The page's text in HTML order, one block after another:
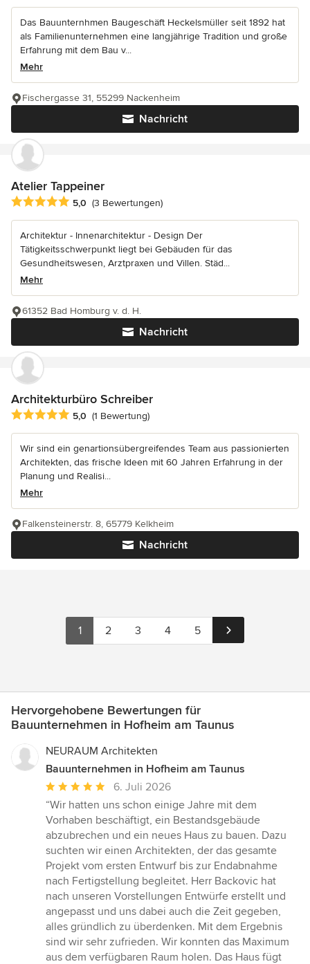
Das Bauunternhmen Baugeschäft Heckelsmüller seit 1892 hat
als Familienunternehmen eine langjährige Tradition und große
Erfahrung mit dem Bau v...
Mehr
Nachricht
Fischergasse 31, 55299 Nackenheim
Atelier Tappeiner
Durchschnittliche Bewertung: 5 von 5 Sternen
5,0 (3 Bewertungen)
Architektur - Innenarchitektur - Design Der
Tätigkeitsschwerpunkt liegt bei Gebäuden für das
Gesundheitswesen, Arztpraxen und Villen. Städ...
Mehr
Nachricht
61352 Bad Homburg v. d. H.
Architekturbüro Schreiber
Durchschnittliche Bewertung: 5 von 5 Sternen
5,0 (1 Bewertung)
Wir sind ein genartionsübergreifendes Team aus passionierten
Architekten, das frische Ideen mit 60 Jahren Erfahrung in der
Planung und Realisi...
Mehr
Nachricht
Falkensteinerstr. 8, 65779 Kelkheim
1 2 3 4 5
Hervorgehobene Bewertungen für
Bauunternehmen in Hofheim am Taunus
NEURAUM Architekten
Bauunternehmen in Hofheim am Taunus
Durchschnittliche
Bewertung:
5
von
5
Sternen
6. Juli 2026
“Wir hatten uns schon einige Jahre mit dem
Vorhaben beschäftigt, ein Bestandsgebäude
abzubrechen und ein neues Haus zu bauen. Dazu
suchten wir einen Architekten, der das gesamte
Projekt vom ersten Entwurf bis zur Endabnahme
nach Fertigstellung begleitet. Herr Backovic hat
nach unseren Vorstellungen Entwürfe erstellt und
angepasst und uns dabei auch die Zeit gegeben,
alles gründlich zu überdenken. Mit dem Ergebnis
sind wir sehr zufrieden. Wir konnten das Maximum
aus dem verfügbaren Raum holen. Das Haus fügt